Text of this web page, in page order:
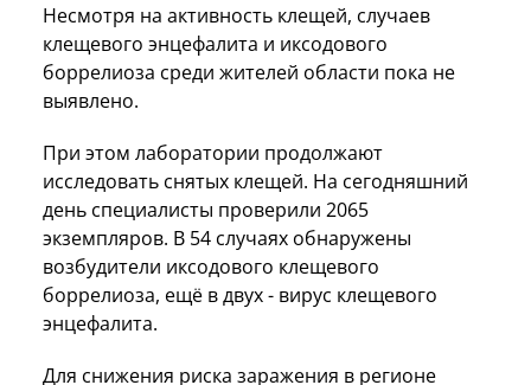
Несмотря на активность клещей, случаев
клещевого энцефалита и иксодового
боррелиоза среди жителей области пока не
выявлено.
При этом лаборатории продолжают
исследовать снятых клещей. На сегодняшний
день специалисты проверили 2065
экземпляров. В 54 случаях обнаружены
возбудители иксодового клещевого
боррелиоза, ещё в двух - вирус клещевого
энцефалита.
Для снижения риска заражения в регионе